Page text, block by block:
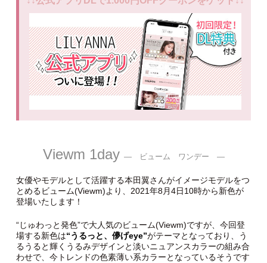
Viewm 1day ― ビューム ワンデー ―
女優やモデルとして活躍する本田翼さんがイメージモデルをつ
とめるビューム(Viewm)より、2021年8月4日10時から新色が
登場いたします！
“じゅわっと発色”で大人気のビューム(Viewm)ですが、今回登
場する新色は“うるっと、儚げeye”がテーマとなっており、う
るうると輝くうるみデザインと淡いニュアンスカラーの組み合
わせで、今トレンドの色素薄い系カラーとなっているそうです